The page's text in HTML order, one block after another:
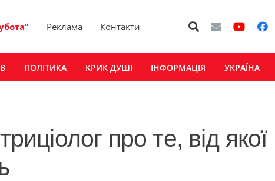
Реклама Контакти
ПОЛІТИКА КРИК ДУШІ ІНФОРМАЦІЯ УКРАЇНА
про те, від якої